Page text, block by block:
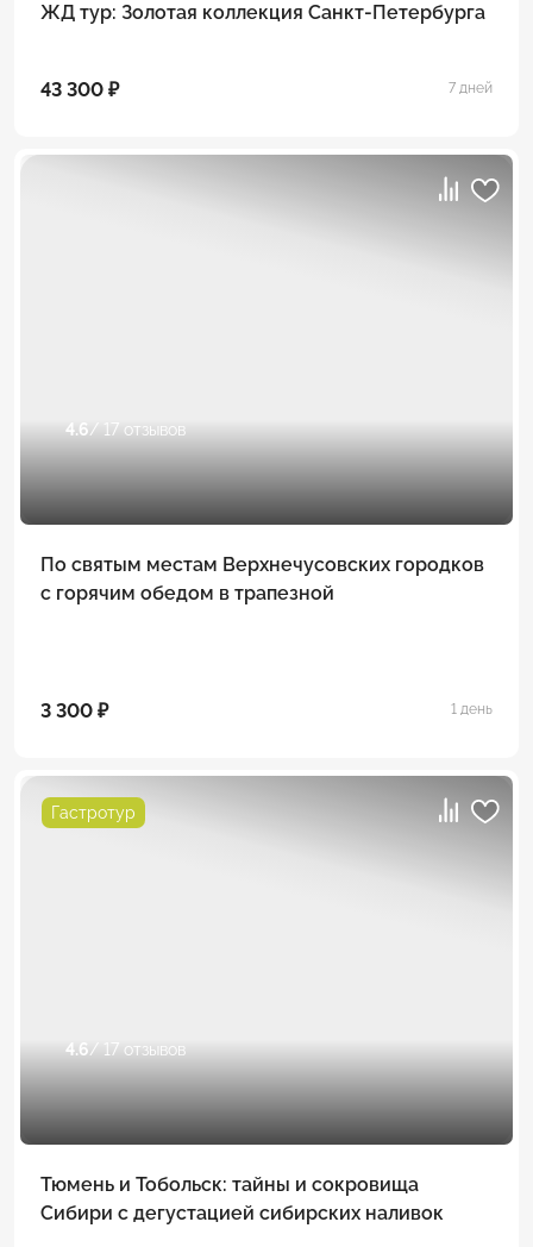
ЖД тур: Золотая коллекция Санкт-Петербурга
43 300 ₽ 7 дней
4.6/ 17 отзывов
По святым местам Верхнечусовских городков
с горячим обедом в трапезной
3 300 ₽ 1 день
Гастротур
4.6/ 17 отзывов
Тюмень и Тобольск: тайны и сокровища
Сибири с дегустацией сибирских наливок